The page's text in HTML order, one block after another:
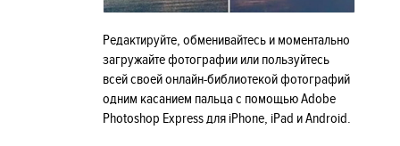
Редактируйте, обменивайтесь и моментально
загружайте фотографии или пользуйтесь
всей своей онлайн-библиотекой фотографий
одним касанием пальца с помощью Adobe
Photoshop Express для iPhone, iPad и Android.